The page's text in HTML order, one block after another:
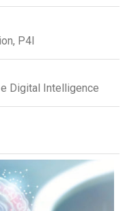
P4I
Digital Intelligence